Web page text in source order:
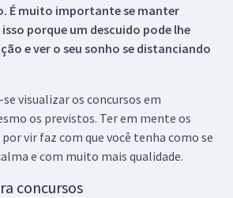
É muito importante se manter
porque um descuido pode lhe
e ver o seu sonho se distanciando
visualizar os concursos em
os previstos. Ter em mente os
vir faz com que você tenha como se
e com muito mais qualidade.
concursos